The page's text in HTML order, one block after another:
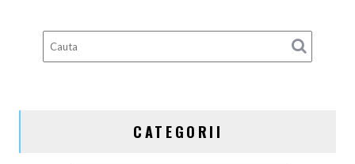
CATEGORII